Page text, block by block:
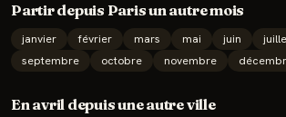
Partir depuis Parisun autre mois
janvier février mars mai juin
septembre
octobre novembre
Enavril depuis une autre ville